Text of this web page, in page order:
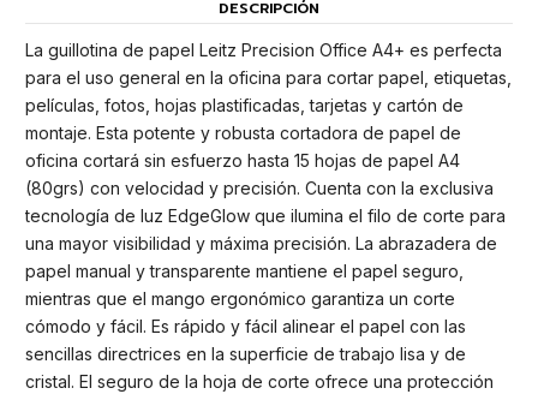
DESCRIPCIÓN
La guillotina de papel Leitz Precision Office A4+ es perfecta
para el uso general en la oficina para cortar papel, etiquetas,
películas, fotos, hojas plastificadas, tarjetas y cartón de
montaje. Esta potente y robusta cortadora de papel de
oficina cortará sin esfuerzo hasta 15 hojas de papel A4
(80grs) con velocidad y precisión. Cuenta con la exclusiva
tecnología de luz EdgeGlow que ilumina el filo de corte para
una mayor visibilidad y máxima precisión. La abrazadera de
papel manual y transparente mantiene el papel seguro,
mientras que el mango ergonómico garantiza un corte
cómodo y fácil. Es rápido y fácil alinear el papel con las
sencillas directrices en la superficie de trabajo lisa y de
cristal. El seguro de la hoja de corte ofrece una protección